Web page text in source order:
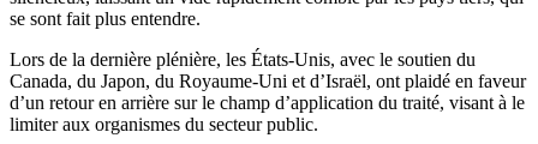
se sont fait plus entendre.
Lors de la dernière plénière, les États-Unis, avec le soutien du
Canada, du Japon, du Royaume-Uni et d’Israël, ont plaidé en faveur
d’un retour en arrière sur le champ d’application du traité, visant à le
limiter aux organismes du secteur public.